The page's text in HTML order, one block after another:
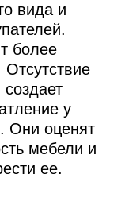
вида и
более
у
Они оценят
мебели и
ее.